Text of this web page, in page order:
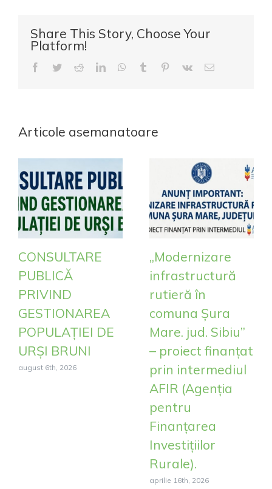
Share This Story, Choose Your
Platform!
Facebook
TwitterRedditLinkedInWhatsApp
Tumblr Pinterest
Vk
E-
Articole asemanatoare
CONSULTARE
PUBLICĂ
PRIVIND
GESTIONAREA
POPULAȚIEI DE
URȘI BRUNI
august 6th, 2026
„Modernizare
infrastructură
rutieră în
comuna Șura
Mare. jud. Sibiu”
– proiect finanțat
prin intermediul
AFIR (Agenția
pentru
Finanțarea
Investițiilor
Rurale).
aprilie 16th, 2026